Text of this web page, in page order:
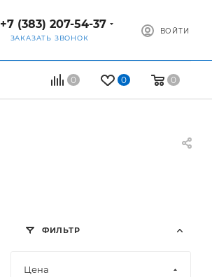
+7 (383) 207-54-37
ЗАКАЗАТЬ ЗВОНОК
ВОЙТИ
0 0 0
ФИЛЬТР
Цена